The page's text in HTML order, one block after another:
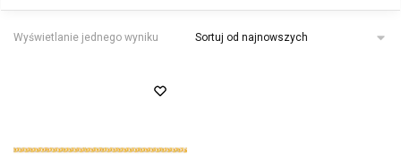
Wyświetlanie jednego wyniku